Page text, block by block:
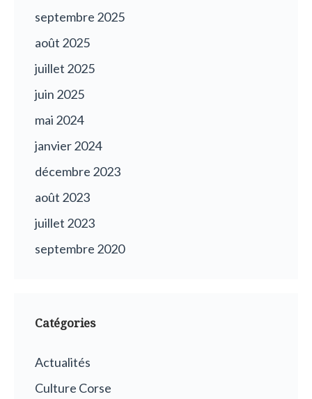
septembre 2025
août 2025
juillet 2025
juin 2025
mai 2024
janvier 2024
décembre 2023
août 2023
juillet 2023
septembre 2020
Catégories
Actualités
Culture Corse